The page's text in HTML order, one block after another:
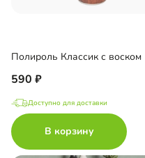
Полироль Классик с воском
590
Доступно для доставки
В корзину